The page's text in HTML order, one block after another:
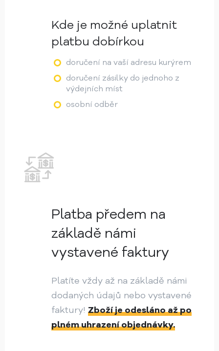
Kde je možné uplatnit
platbu dobírkou
doručení na vaší adresu kurýrem
doručení zásilky do jednoho z
výdejních míst
osobní odběr
Platba předem na
základě námi
vystavené faktury
Platíte vždy až na základě námi
dodaných údajů nebo vystavené
faktury! Zboží je odesláno až po
plném uhrazení objednávky.